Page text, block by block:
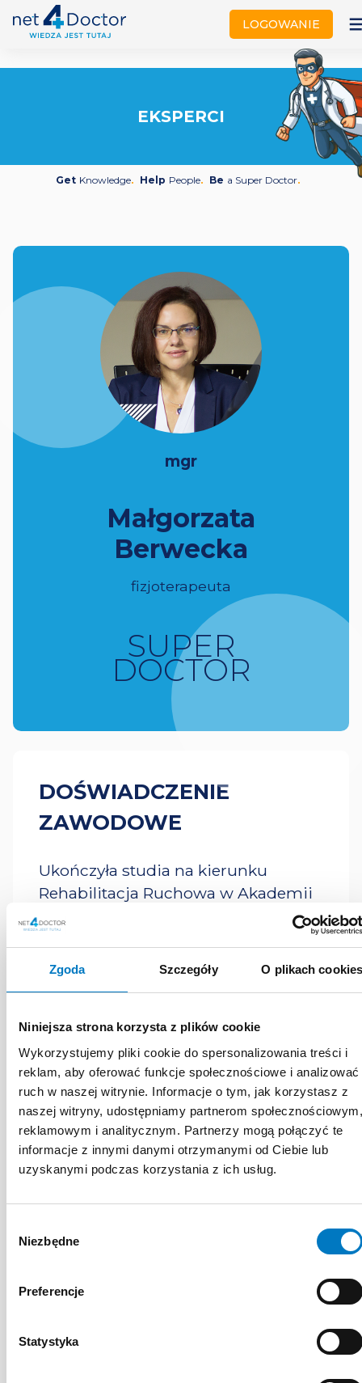
Zgoda Szczegóły O plikach
Niniejsza strona korzysta z plików cookie
Wykorzystujemy pliki cookie do spersonalizowania treści i
reklam, aby oferować funkcje społecznościowe i analizować
ruch w naszej witrynie. Informacje o tym, jak korzystasz z
naszej witryny, udostępniamy partnerom społecznościowym,
reklamowym i analitycznym. Partnerzy mogą połączyć te
informacje z innymi danymi otrzymanymi od Ciebie lub
uzyskanymi podczas korzystania z ich usług.
zgody
Niezbędne
Preferencje
Statystyka
LOGOWANIE
EKSPERCI
Get Knowledge Help People Be a Super Doctor
mgr
Małgorzata
Berwecka
fizjoterapeuta
SUPER
DOCTOR
DOŚWIADCZENIE
ZAWODOWE
Ukończyła studia na kierunku
Rehabilitacja Ruchowa w Akademii
pracowała w Zakładzie Odnowy
Chorób Kości i Stawów Uniwersytetu
Jagiellońskiego Collegium Medicum
w Krakowie.
Prowadzi zajęcia praktyczne z
fizjoterapii w: geriatrii, osteoporozie,
chirurgii, zespołach bólowych
kręgosłupa, a także z fizjoprofilaktyki,
promocji zdrowia i odnowy
Ukończyła liczne kursy i szkolenia z
Uzyskała tytuł międzynarodowego